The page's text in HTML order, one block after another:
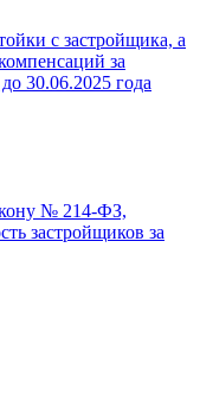
с застройщика, а
за
30.06.2025 года
№ 214-ФЗ,
застройщиков за